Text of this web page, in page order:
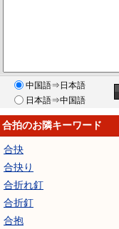
中国語⇒日本語
日本語⇒中国語
合拍のお隣キーワード
合抉
合抉り
合折れ釘
合折釘
合抱